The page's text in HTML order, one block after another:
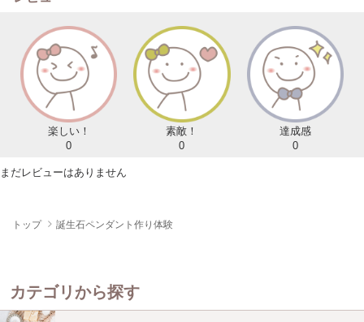
楽しい！
0
素敵！
0
達成感
0
まだレビューはありません
トップ 誕生石ペンダント作り体験
カテゴリから探す